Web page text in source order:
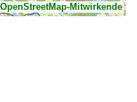
Mitwirkende